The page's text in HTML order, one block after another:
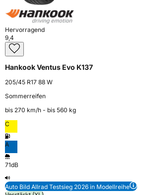
Hervorragend
9,4
Hankook Ventus Evo K137
205/45 R17 88 W
Sommerreifen
bis 270 km⁠/⁠h - bis 560 kg
C
A
71dB
Auto Bild Allrad Testsieg 2026 in Modellreihe